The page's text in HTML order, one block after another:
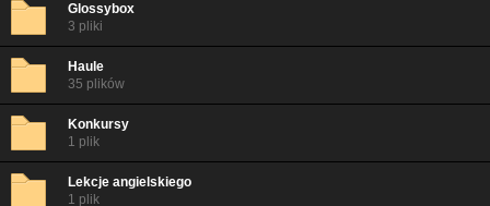
Glossybox
3 pliki
Haule
35 plików
Konkursy
1 plik
Lekcje angielskiego
1 plik